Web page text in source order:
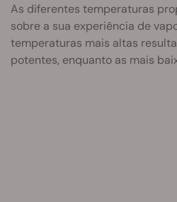
As diferentes temperaturas
sobre a sua experiência de
temperaturas mais altas
potentes, enquanto as mais